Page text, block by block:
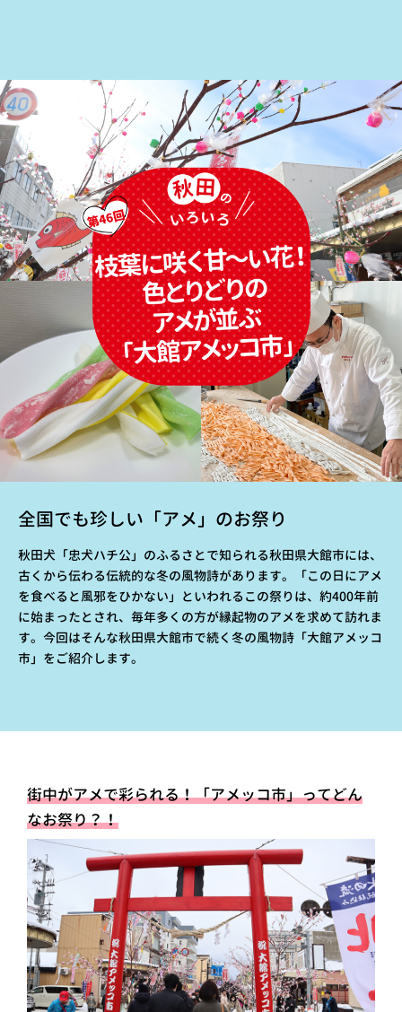
全国でも珍しい「アメ」のお祭り
秋田犬「忠犬ハチ公」のふるさとで知られる秋田県大館市には、
古くから伝わる伝統的な冬の風物詩があります。「この日にアメ
を食べると風邪をひかない」といわれるこの祭りは、約400年前
に始まったとされ、毎年多くの方が縁起物のアメを求めて訪れま
す。今回はそんな秋田県大館市で続く冬の風物詩「大館アメッコ
市」をご紹介します。
街中がアメで彩られる！「アメッコ市」ってどん
なお祭り？！